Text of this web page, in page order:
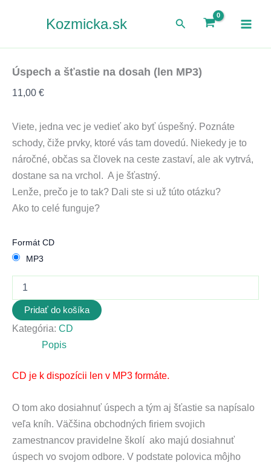
Kozmicka.sk Hľadať
Úspech a šťastie na dosah (len MP3)
11,00 €
Viete, jedna vec je vedieť ako byť úspešný. Poznáte
schody, čiže prvky, ktoré vás tam dovedú. Niekedy je to
náročné, občas sa človek na ceste zastaví, ale ak vytrvá,
dostane sa na vrchol. A je šťastný.
Lenže, prečo je to tak? Dali ste si už túto otázku?
Ako to celé funguje?
Formát CD
MP3
dosah
(len
MP3)
Pridať do košíka
Kategória: CD
Popis
CD je k dispozícii len v MP3 formáte.
O tom ako dosiahnuť úspech a tým aj šťastie sa napísalo
veľa kníh. Väčšina obchodných firiem svojich
zamestnancov pravidelne školí ako majú dosiahnuť
úspech vo svojom odbore. V podstate polovica môjho